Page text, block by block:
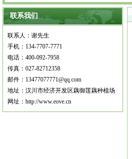
联系我们
联系人：谢先生
手机：134-7707-7771
电话：400-092-7958
传真：027-82712358
邮件：13477077771@qq.com
地址：汉川市经济开发区藕御莲藕种植场
网址：http://www.eove.cn